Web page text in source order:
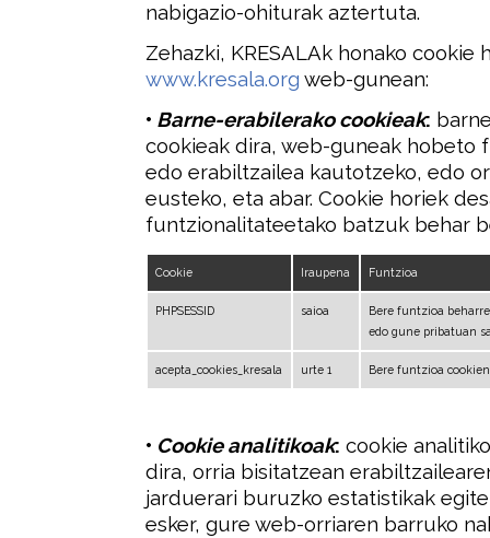
nabigazio-ohiturak aztertuta.
Zehazki, KRESALAk honako
www.kresala.org web-gunean:
• Barne-erabilerako cookieak:
cookieak dira, web-guneak hobeto
edo erabiltzailea kautotzeko, edo
eusteko, eta abar. Cookie horiek
funtzionalitateetako batzuk behar
Cookie Iraupena Funtzioa
PHPSESSID saioa
Bere funtzioa
edo gune pribatuan
acepta_cookies_kresala urte 1 Bere funtzioa
• Cookie analitikoak: cookie
dira, orria bisitatzean
jarduerari buruzko estatistikak
esker, gure web-orriaren barruko